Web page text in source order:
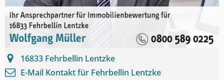
16833 Fehrbellin Lentzke
E-Mail Kontakt für Fehrbellin Lentzke